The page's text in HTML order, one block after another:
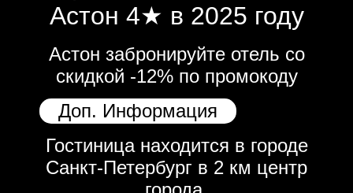
Астон 4★ в 2025 году
Астон забронируйте отель со
скидкой -12% по промокоду
Доп. Информация
Гостиница находится в городе
Санкт-Петербург в 2 км центр